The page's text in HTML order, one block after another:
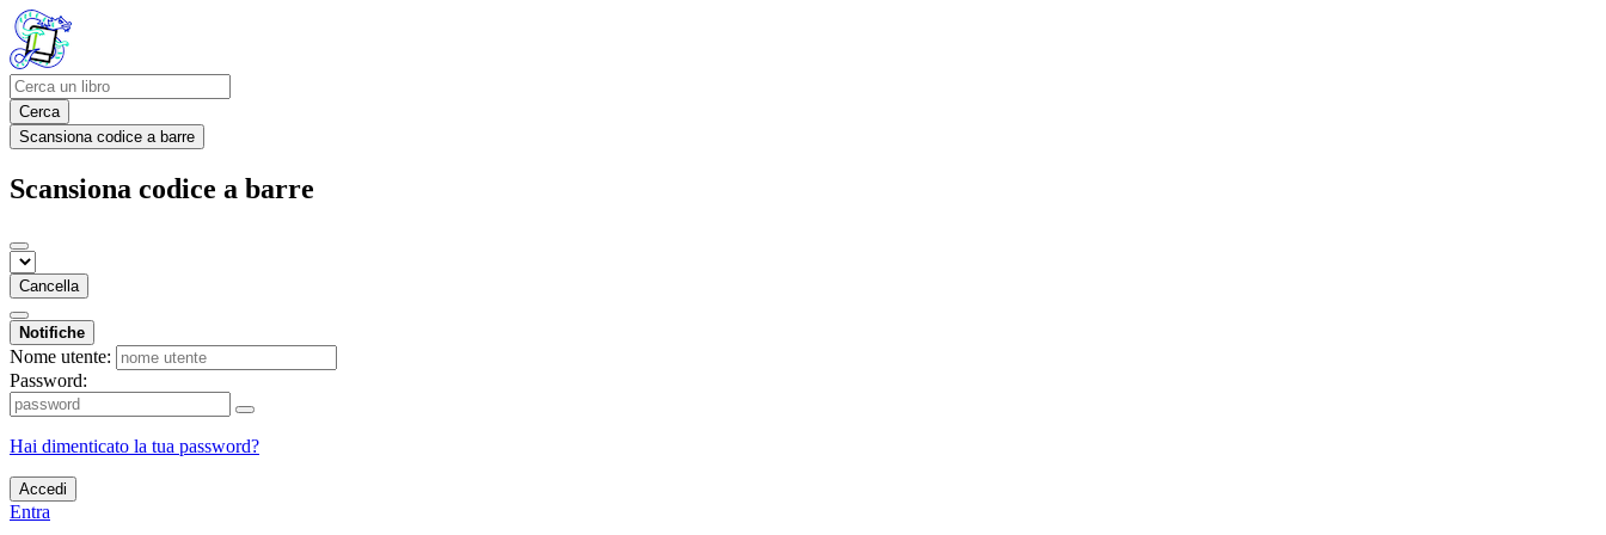
Cerca
Scansiona codice a barre
Scansiona codice a barre
Cancella
Notifiche
Nome utente:
Password:
Hai dimenticato la tua password?
Accedi
Entra